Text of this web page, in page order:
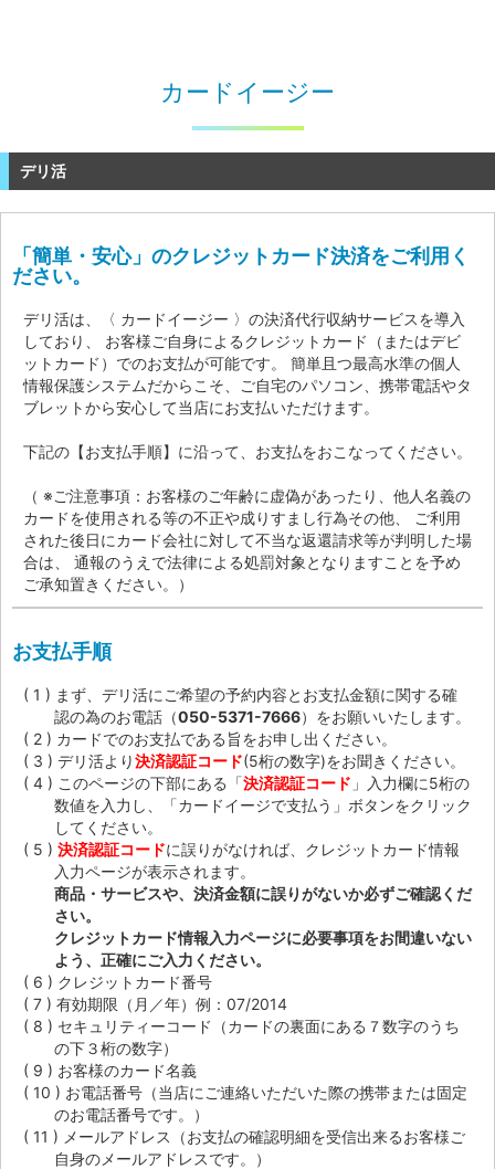
カードイージー
デリ活
「簡単・安心」のクレジットカード決済をご利用く
ださい。
デリ活は、〈 カードイージー 〉の決済代行収納サービスを導入
しており、 お客様ご自身によるクレジットカード（またはデビ
ットカード）でのお支払が可能です。 簡単且つ最高水準の個人
情報保護システムだからこそ、ご自宅のパソコン、携帯電話やタ
ブレットから安心して当店にお支払いただけます。
下記の【お支払手順】に沿って、お支払をおこなってください。
（ ※ご注意事項：お客様のご年齢に虚偽があったり、他人名義の
カードを使用される等の不正や成りすまし行為その他、 ご利用
された後日にカード会社に対して不当な返還請求等が判明した場
合は、 通報のうえで法律による処罰対象となりますことを予め
ご承知置きください。）
お支払手順
まず、デリ活にご希望の予約内容とお支払金額に関する確
認の為のお電話（050-5371-7666）をお願いいたします。
カードでのお支払である旨をお申し出ください。
デリ活より決済認証コード(5桁の数字)をお聞きください。
このページの下部にある「決済認証コード 」入力欄に5桁の
数値を入力し、「カードイージで支払う」ボタンをクリック
してください。
決済認証コードに誤りがなければ、クレジットカード情報
入力ページが表示されます。
商品・サービスや、決済金額に誤りがないか必ずご確認くだ
さい。
クレジットカード情報入力ページに必要事項をお間違いない
よう、正確にご入力ください。
クレジットカード番号
有効期限（月／年）例：07/2014
セキュリティーコード（カードの裏面にある７数字のうち
の下３桁の数字）
お客様のカード名義
お電話番号（当店にご連絡いただいた際の携帯または固定
のお電話番号です。）
メールアドレス（お支払の確認明細を受信出来るお客様ご
自身のメールアドレスです。）